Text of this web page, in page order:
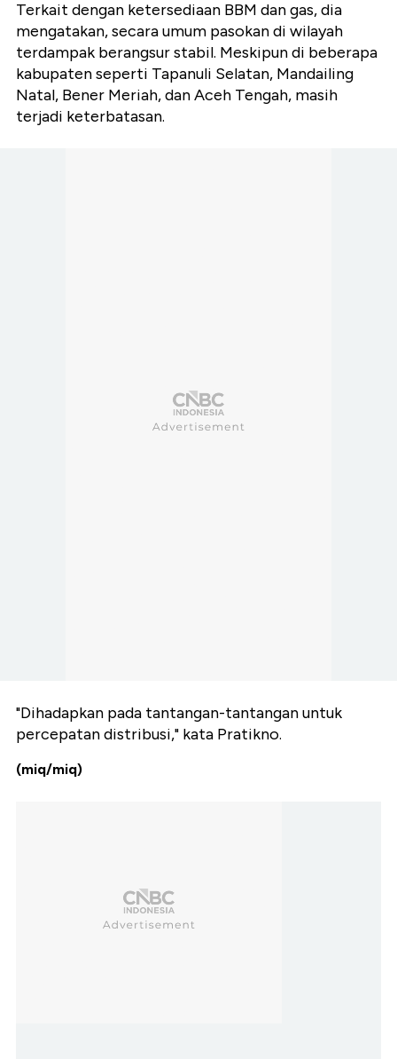
Terkait dengan ketersediaan BBM dan gas, dia
mengatakan, secara umum pasokan di wilayah
terdampak berangsur stabil. Meskipun di beberapa
kabupaten seperti Tapanuli Selatan, Mandailing
Natal, Bener Meriah, dan Aceh Tengah, masih
terjadi keterbatasan.
"Dihadapkan pada tantangan-tantangan untuk
percepatan distribusi," kata Pratikno.
(miq/miq)